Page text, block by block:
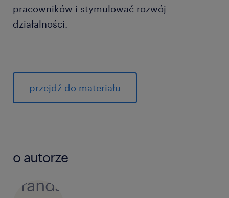
pracowników i stymulować rozwój
działalności.
przejdź do materiału
o autorze